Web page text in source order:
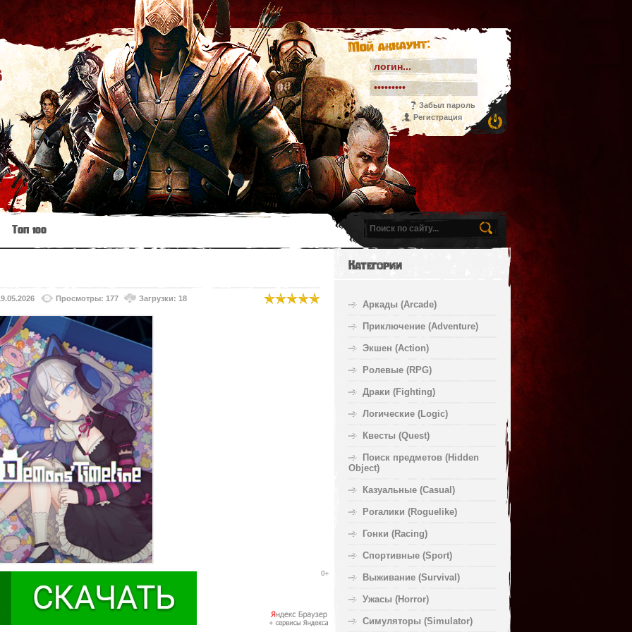
Мой аккаунт:
Забыл пароль
Регистрация
Топ 100
Просмотры: 177 Загрузки: 18
Категории
Аркады (Arcade)
Приключение (Adventure)
Экшен (Action)
Ролевые (RPG)
Драки (Fighting)
Логические (Logic)
Квесты (Quest)
Поиск предметов (Hidden
Object)
Казуальные (Casual)
Рогалики (Roguelike)
Гонки (Racing)
Спортивные (Sport)
Выживание (Survival)
Ужасы (Horror)
Симуляторы (Simulator)